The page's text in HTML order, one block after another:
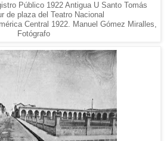
Público 1922 Antigua U Santo Tomás
de plaza del Teatro Nacional
Central 1922. Manuel Gómez Miralles,
Fotógrafo